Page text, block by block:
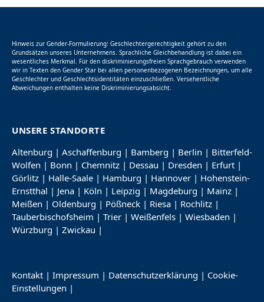
Hinweis zur Gender-Formulierung: Geschlechtergerechtigkeit gehört zu den
Grundsätzen unseres Unternehmens. Sprachliche Gleichbehandlung ist dabei ein
wesentliches Merkmal. Für den diskriminierungsfreien Sprachgebrauch verwenden
wir in Texten den Gender Star bei allen personenbezogenen Bezeichnungen, um alle
Geschlechter und Geschlechtsidentitäten einzuschließen. Versehentliche
Abweichungen enthalten keine Diskriminierungsabsicht.
UNSERE STANDORTE
Altenburg | Aschaffenburg | Bamberg | Berlin | Bitterfeld-
Wolfen | Bonn | Chemnitz | Dessau | Dresden | Erfurt |
Görlitz | Halle-Saale | Hamburg | Hannover | Hohenstein-
Ernstthal | Jena | Köln | Leipzig | Magdeburg | Mainz |
Meißen | Oldenburg | Pößneck | Riesa | Rochlitz |
Tauberbischofsheim | Trier | Weißenfels | Wiesbaden |
Würzburg | Zwickau |
Kontakt | Impressum | Datenschutzerklärung | Cookie-
Einstellungen |